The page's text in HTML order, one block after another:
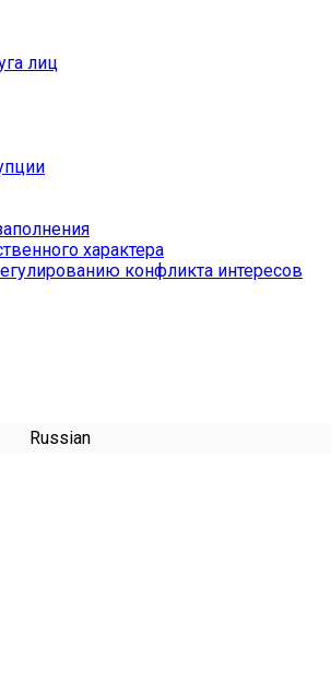
лиц
характера
конфликта интересов
Russian